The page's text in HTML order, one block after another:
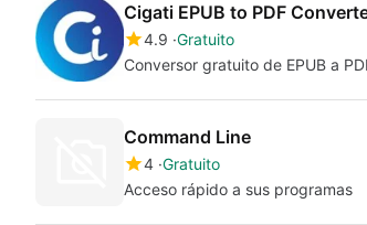
Cigati EPUB to PDF
4.9 Gratuito
Conversor gratuito de EPUB a
Command Line
4 Gratuito
Acceso rápido a sus programas